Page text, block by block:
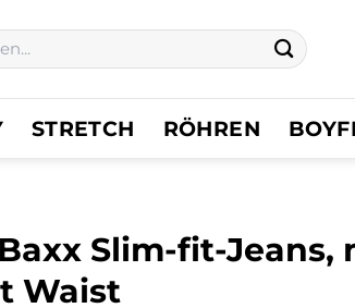
STRETCH RÖHREN
Slim-fit-
Waist